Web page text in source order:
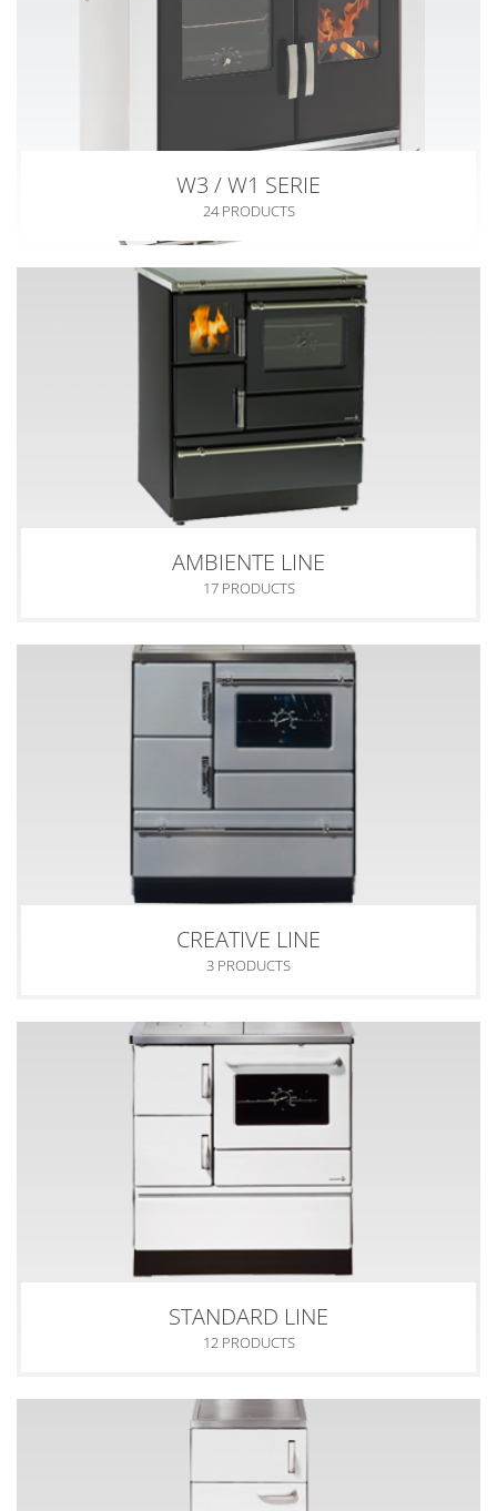
W3 / W1 SERIE
24 PRODUCTS
AMBIENTE LINE
17 PRODUCTS
CREATIVE LINE
3 PRODUCTS
STANDARD LINE
12 PRODUCTS